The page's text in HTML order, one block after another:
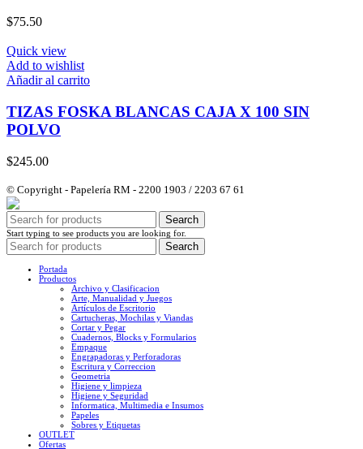
$75.50
Quick view
Add to wishlist
Añadir al carrito
TIZAS FOSKA BLANCAS CAJA X 100 SIN
POLVO
$245.00
© Copyright - Papelería RM - 2200 1903 / 2203 67 61
Search
Start typing to see products you are looking for.
Search
Portada
Productos
Archivo y Clasificacion
Arte, Manualidad y Juegos
Artículos de Escritorio
Cartucheras, Mochilas y Viandas
Cortar y Pegar
Cuadernos, Blocks y Formularios
Empaque
Engrapadoras y Perforadoras
Escritura y Correccion
Geometria
Higiene y limpieza
Higiene y Seguridad
Informatica, Multimedia e Insumos
Papeles
Sobres y Etiquetas
OUTLET
Ofertas